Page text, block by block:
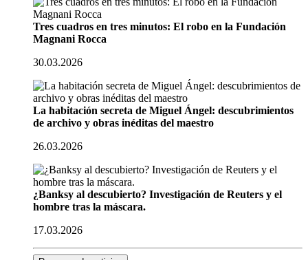
Tres cuadros en tres minutos: El robo en la Fundación
Magnani Rocca
30.03.2026
La habitación secreta de Miguel Ángel: descubrimientos
de archivo y obras inéditas del maestro
26.03.2026
¿Banksy al descubierto? Investigación de Reuters y el
hombre tras la máscara.
17.03.2026